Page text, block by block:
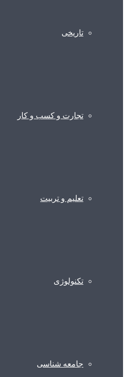
تاریخی
تجارت و کسب و کار
تعلیم و تربیت
تکنولوژی
جامعه شناسی